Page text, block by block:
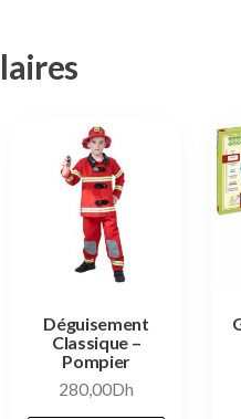
Déguisement
Classique –
Pompier
280,00Dh